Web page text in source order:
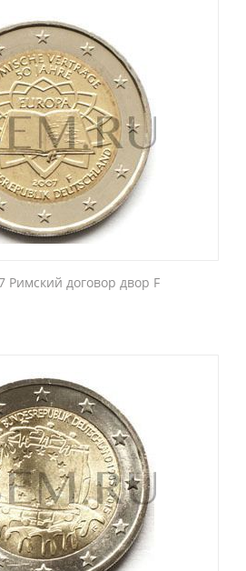
Римский договор двор F